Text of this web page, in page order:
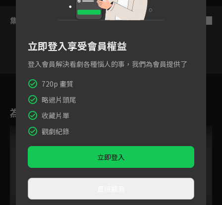
集數列表
17 18
為您推薦
立即登入享受會員權益
登入會員解決看劇各種惱人的事，我們為會員提供了
720p 畫質
略過片頭尾
收藏片單
觀劇紀錄
立即登入